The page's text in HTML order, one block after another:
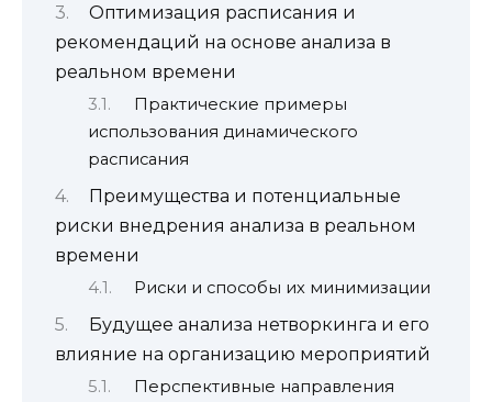
Оптимизация расписания и
рекомендаций на основе анализа в
реальном времени
Практические примеры
использования динамического
расписания
Преимущества и потенциальные
риски внедрения анализа в реальном
времени
Риски и способы их минимизации
Будущее анализа нетворкинга и его
влияние на организацию мероприятий
Перспективные направления